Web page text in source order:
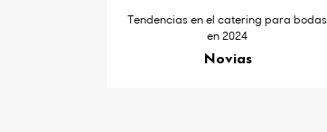
Tendencias en el catering para bodas
en 2024
Novias